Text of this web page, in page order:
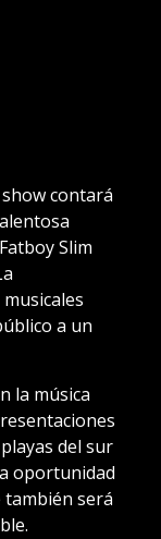
contará
Slim
a un
la música
del sur
oportunidad
también será